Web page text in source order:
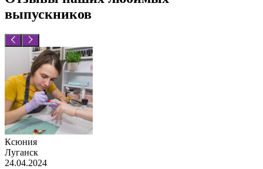
выпускников
Ксюния
Луганск
24.04.2024